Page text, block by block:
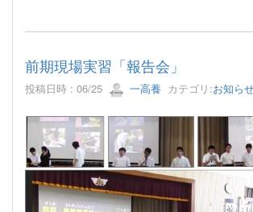
前期現場実習「報告会」
投稿日時 : 06/25 一高養 カテゴリ:お知ら